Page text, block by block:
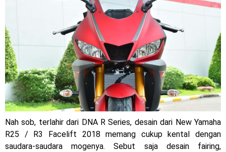
Jelajah Petualangan Tanpa Batas
Yamalube Power XP Matic resmi dirilis untuk skutik Blue
Core 125cc dengan mobilitas tinggi
Yamaha Indonesia Rilis Warna Baru Fazzio Hybrid yang lebih
Eye Catchy & Kece Abis
Sudah pakai diskbrake belakang ! Yamaha Indonesia Resmi
perkenalkan Aerox Alpha 155 Turbo !
Nah sob, terlahir dari DNA R Series, desain dari New Yamaha
R25 / R3 Facelift 2018 memang cukup kental dengan
saudara-saudara mogenya. Sebut saja desain fairing,